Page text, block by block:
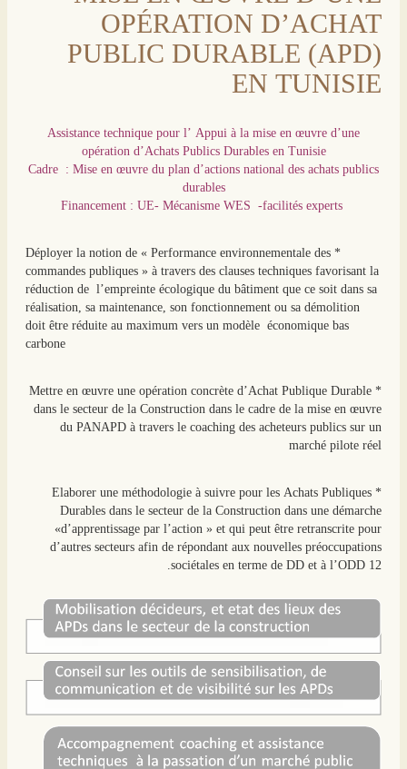
OPÉRATION D’ACHAT
PUBLIC DURABLE (APD)
EN TUNISIE
Assistance technique pour l’ Appui à la mise en œuvre d’une
opération d’Achats Publics Durables en Tunisie
Cadre : Mise en œuvre du plan d’actions national des achats publics
durables
* Déployer la notion de « Performance environnementale des
commandes publiques » à travers des clauses techniques favorisant la
réduction de l’empreinte écologique du bâtiment que ce soit dans sa
réalisation, sa maintenance, son fonctionnement ou sa démolition
doit être réduite au maximum vers un modèle économique bas
carbone
* Mettre en œuvre une opération concrète d’Achat Publique Durable
dans le secteur de la Construction dans le cadre de la mise en œuvre
du PANAPD à travers le coaching des acheteurs publics sur un
marché pilote réel
* Elaborer une méthodologie à suivre pour les Achats Publiques
Durables dans le secteur de la Construction dans une démarche
«d’apprentissage par l’action » et qui peut être retranscrite pour
d’autres secteurs afin de répondant aux nouvelles préoccupations
sociétales en terme de DD et à l’ODD 12.